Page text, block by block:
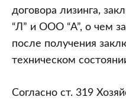
договора лизинга,
“Л” и ООО “А”, о чем
после получения
техническом
Согласно ст. 319